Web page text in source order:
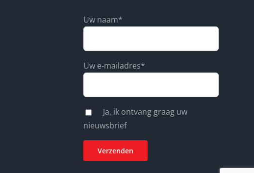
Uw naam*
Uw e-mailadres*
Ja, ik ontvang graag uw
nieuwsbrief